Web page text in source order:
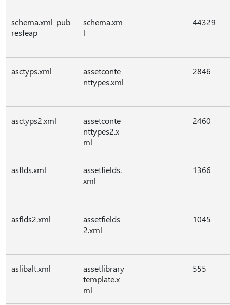
schema.xml_pub
resfeap
schema.xm
l
44329
asctyps.xml
assetconte
nttypes.xml
2846
asctyps2.xml
assetconte
nttypes2.x
ml
2460
asflds.xml
assetfields.
xml
1366
asflds2.xml
assetfields
2.xml
1045
aslibalt.xml
assetlibrary
template.x
ml
555